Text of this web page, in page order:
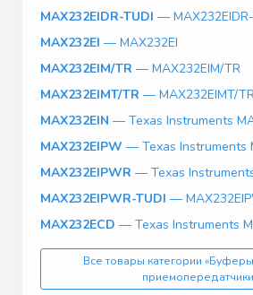
MAX232EIDR-TUDI —
MAX232EI — MAX232EI
MAX232EIM/TR — MAX232EIM/TR
MAX232EIMT/TR — MAX232EIMT/
MAX232EIN — Texas Instruments
MAX232EIPW — Texas Instruments
MAX232EIPWR — Texas
MAX232EIPWR-TUDI —
MAX232ECD — Texas Instruments
Все товары категории